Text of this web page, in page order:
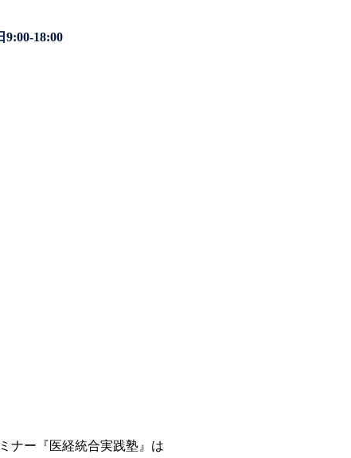
9:00-18:00
ナー『医経統合実践塾』は